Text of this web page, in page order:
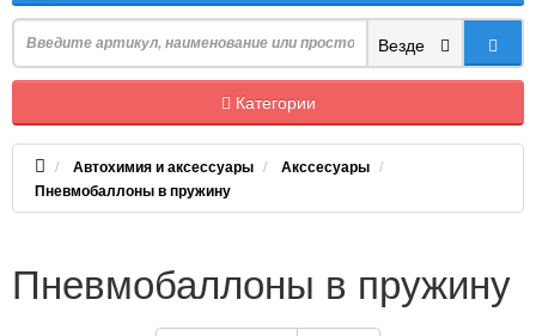
Везде
Категории
Автохимия и аксессуары
Акссесуары
Пневмобаллоны в пружину
Пневмобаллоны в пружину